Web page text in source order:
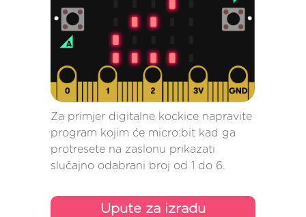
Za primjer digitalne kockice napravite
program kojim će micro:bit kad ga
protresete na zaslonu prikazati
slučajno odabrani broj od 1 do 6.
Upute za izradu